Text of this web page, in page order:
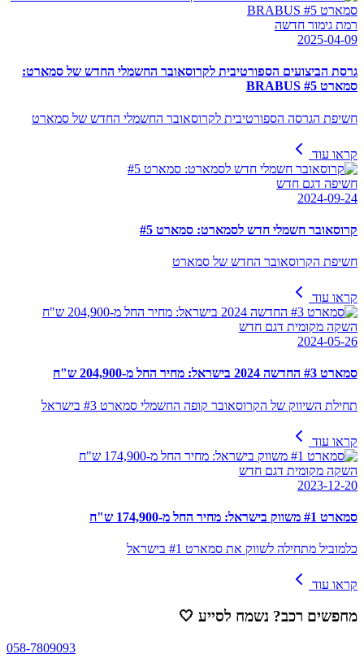
רמת גימור חדשה
2025-04-09
גרסת הביצועים הספורטיבית לקרוסאובר החשמלי החדש של סמארט:
סמארט #5 BRABUS
חשיפת הגרסה הספורטיבית לקרוסאובר החשמלי החדש של סמארט
קראו עוד
חשיפה דגם חדש
2024-09-24
קרוסאובר חשמלי חדש לסמארט: סמארט #5
חשיפת הקרוסאובר החדש של סמארט
קראו עוד
השקה מקומית דגם חדש
2024-05-26
סמארט #3 החדשה 2024 בישראל: מחיר החל מ-204,900 ש"ח
תחילת השיווק של הקרוסאובר קופה החשמלי סמארט #3 בישראל
קראו עוד
השקה מקומית דגם חדש
2023-12-20
סמארט #1 משווק בישראל: מחיר החל מ-174,900 ש"ח
כלמוביל מתחילה לשווק את סמארט #1 בישראל
קראו עוד
מחפשים רכב? נשמח לסייע 🤍
058-7809093